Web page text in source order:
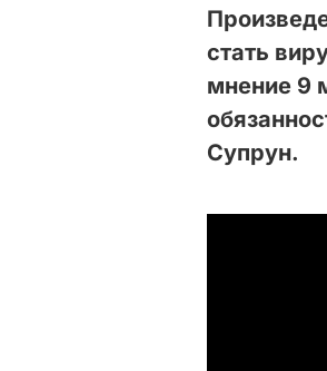
стать
мнение 9
Супрун.